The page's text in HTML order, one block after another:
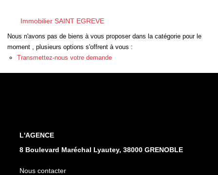
EXTRANET
Immobilier SAINT EGREVE
Nous n'avons pas de biens à vous proposer dans la catégorie pour le
moment , plusieurs options s'offrent à vous :
Transmettez-nous votre demande
L'AGENCE
8 Boulevard Maréchal Lyautey, 38000 GRENOBLE
Nous contacter